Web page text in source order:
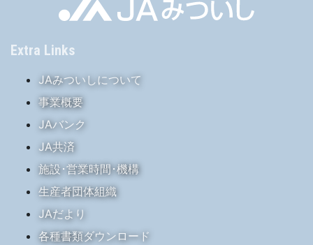
Extra Links
JAみついしについて
事業概要
JAバンク
JA共済
施設･営業時間･機構
生産者団体組織
JAだより
各種書類ダウンロード